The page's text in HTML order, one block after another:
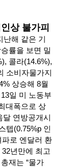
상 불가피
해 같은 기
률을 보면 밀
콜라(14.6%),
소비자물가지
상승해 8월
일 미 노동부
대폭으로 상
연방공개시
텝(0.75%p 인
로 엔달러 환
년만에 최고
재는 “물가